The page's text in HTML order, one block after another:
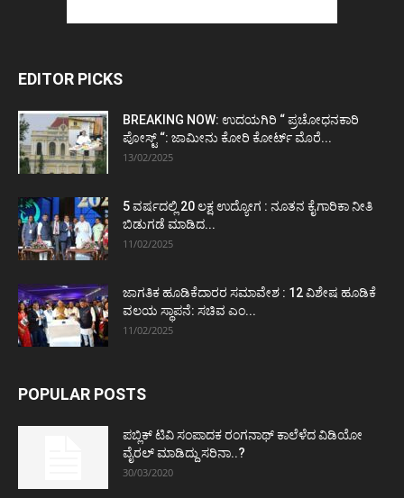
EDITOR PICKS
BREAKING NOW: ಉದಯಗಿರಿ “ ಪ್ರಚೋಧನಕಾರಿ
ಪೋಸ್ಟ್‌ “: ಜಾಮೀನು ಕೋರಿ ಕೋರ್ಟ್‌ ಮೊರೆ...
13/02/2025
5 ವರ್ಷದಲ್ಲಿ 20 ಲಕ್ಷ ಉದ್ಯೋಗ : ನೂತನ ಕೈಗಾರಿಕಾ ನೀತಿ
ಬಿಡುಗಡೆ ಮಾಡಿದ...
11/02/2025
ಜಾಗತಿಕ ಹೂಡಿಕೆದಾರರ ಸಮಾವೇಶ : 12 ವಿಶೇಷ ಹೂಡಿಕೆ
ವಲಯ ಸ್ಥಾಪನೆ: ಸಚಿವ ಎಂ...
11/02/2025
POPULAR POSTS
ಪಬ್ಲಿಕ್ ಟಿವಿ ಸಂಪಾದಕ ರಂಗನಾಥ್ ಕಾಲೆಳೆದ ವಿಡಿಯೋ
ವೈರಲ್ ಮಾಡಿದ್ದು ಸರಿನಾ..?
30/03/2020